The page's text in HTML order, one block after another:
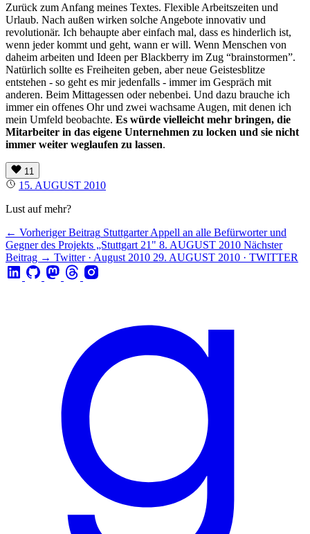
Zurück zum Anfang meines Textes. Flexible Arbeitszeiten und
Urlaub. Nach außen wirken solche Angebote innovativ und
revolutionär. Ich behaupte aber einfach mal, dass es hinderlich ist,
wenn jeder kommt und geht, wann er will. Wenn Menschen von
daheim arbeiten und Ideen per Blackberry im Zug “brainstormen”.
Natürlich sollte es Freiheiten geben, aber neue Geistesblitze
entstehen - so geht es mir jedenfalls - immer im Gespräch mit
anderen. Beim Mittagessen oder nebenbei. Und dazu brauche ich
immer ein offenes Ohr und zwei wachsame Augen, mit denen ich
mein Umfeld beobachte. Es würde vielleicht mehr bringen, die
Mitarbeiter in das eigene Unternehmen zu locken und sie nicht
immer weiter weglaufen zu lassen.
11
15. AUGUST 2010
Lust auf mehr?
← Vorheriger Beitrag Stuttgarter Appell an alle Befürworter und
Gegner des Projekts „Stuttgart 21" 8. AUGUST 2010 Nächster
Beitrag → Twitter · August 2010 29. AUGUST 2010 · TWITTER